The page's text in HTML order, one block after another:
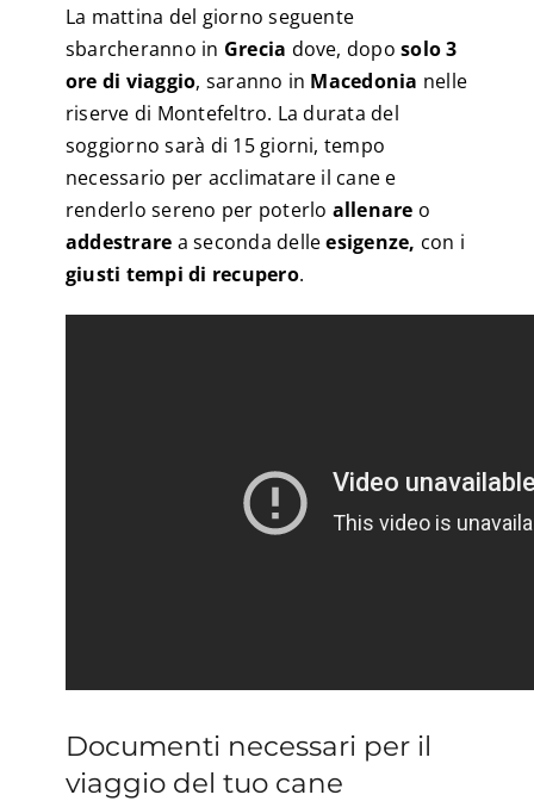
La mattina del giorno seguente
sbarcheranno in Grecia dove, dopo solo 3
ore di viaggio, saranno in Macedonia nelle
riserve di Montefeltro. La durata del
soggiorno sarà di 15 giorni, tempo
necessario per acclimatare il cane e
renderlo sereno per poterlo allenare o
addestrare a seconda delleesigenze, con i
giusti tempi di recupero.
Documenti necessari per il
viaggio del tuo cane